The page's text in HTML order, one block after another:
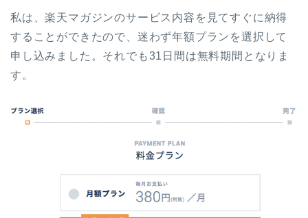
私は、楽天マガジンのサービス内容を見てすぐに納得
することができたので、迷わず年額プランを選択して
申し込みました。それでも31日間は無料期間となりま
す。